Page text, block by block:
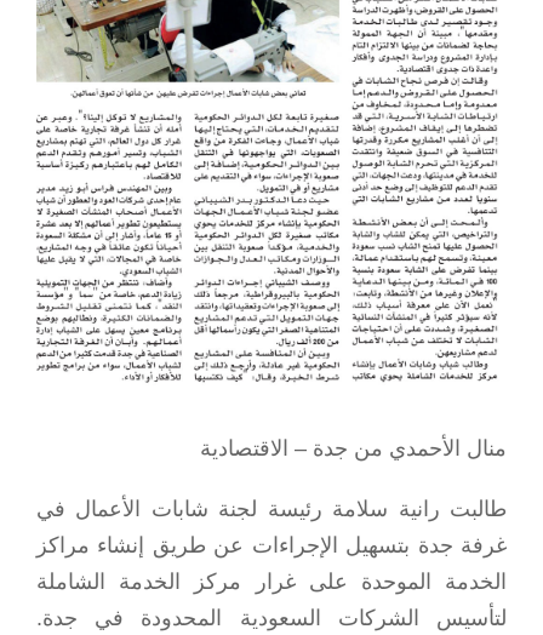
منال الأحمدي من جدة – الاقتصادية
طالبت رانية سلامة رئيسة لجنة شابات الأعمال في
غرفة جدة بتسهيل الإجراءات عن طريق إنشاء مراكز
الخدمة الموحدة على غرار مركز الخدمة الشاملة
لتأسيس الشركات السعودية المحدودة في جدة.